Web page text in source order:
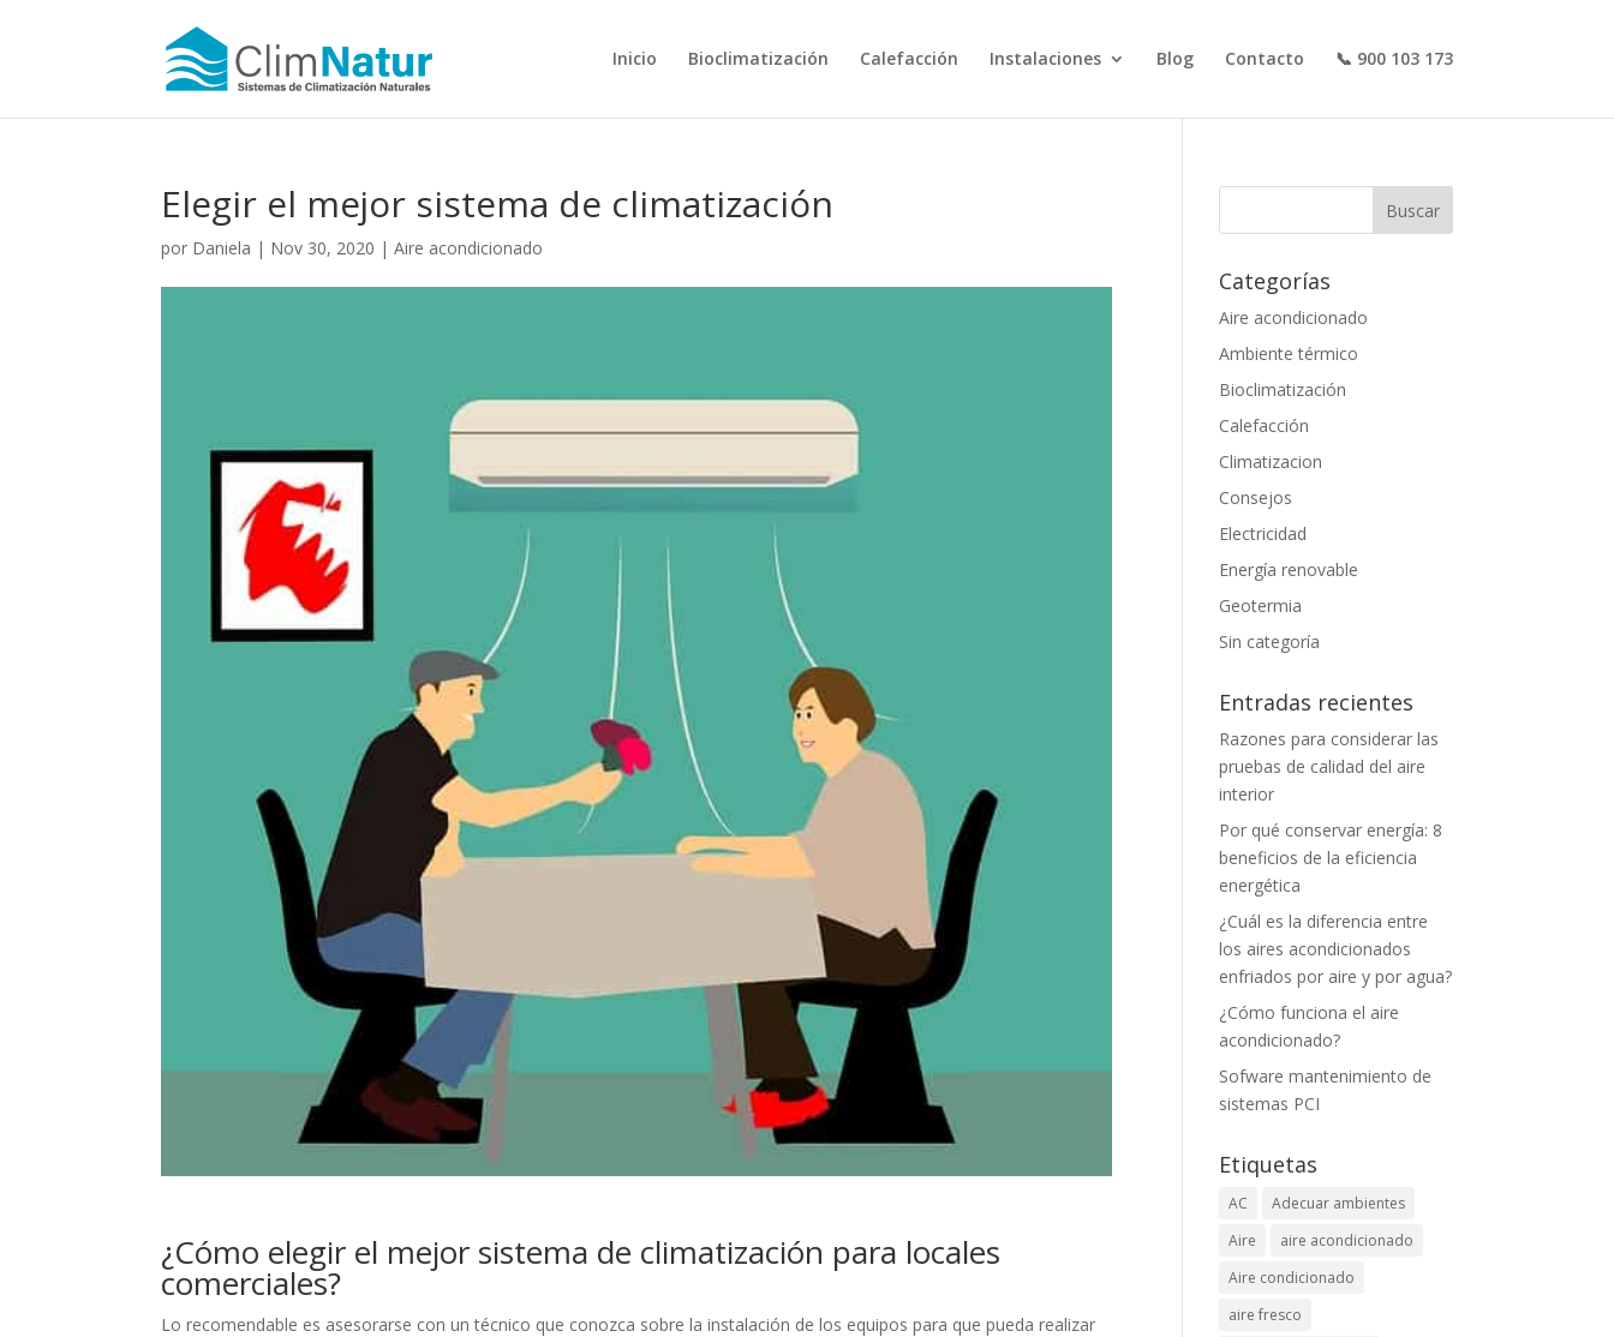
Inicio Bioclimatización Calefacción Instalaciones Blog Contacto 📞 900 103 173
Elegir el mejor sistema de climatización
por Daniela | Nov 30, 2020 |Aire acondicionado
¿Cómo elegir el mejor sistema de climatización para locales
comerciales?
Lo recomendable es asesorarse con un técnico que conozca sobre la instalación de los equipos para que pueda realizar
Categorías
Aire acondicionado
Ambiente térmico
Bioclimatización
Calefacción
Climatizacion
Consejos
Electricidad
Energía renovable
Geotermia
Sin categoría
Entradas recientes
Razones para considerar las
pruebas de calidad del aire
interior
Por qué conservar energía: 8
beneficios de la eficiencia
energética
¿Cuál es la diferencia entre
los aires acondicionados
enfriados por aire y por agua?
¿Cómo funciona el aire
acondicionado?
Sofware mantenimiento de
sistemas PCI
Etiquetas
AC
Adecuar ambientes
Aire
aire acondicionado
Aire condicionado
aire fresco